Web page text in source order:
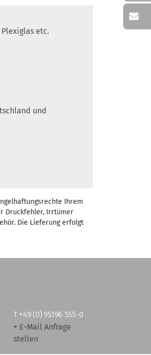
etc.
und
Ihrem
Druckfehler, Irrtümer
Die Lieferung erfolgt
T +49 (0) 95196 555-0
+ E-Mail Anfrage
stellen